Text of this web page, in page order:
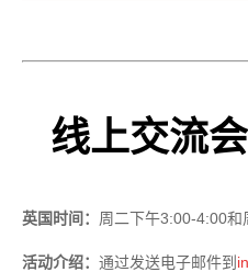
线上交流
英国时间： 周二下午3:00-4:00
活动介绍： 通过发送电子邮件到